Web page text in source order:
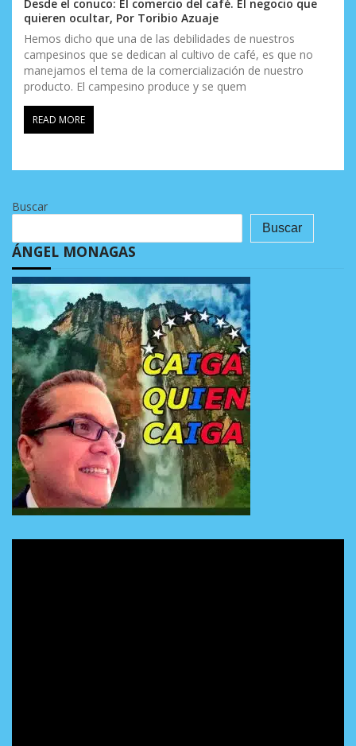
Desde el conuco: El comercio del café. El negocio que
quieren ocultar, Por Toribio Azuaje
Hemos dicho que una de las debilidades de nuestros
campesinos que se dedican al cultivo de café, es que no
manejamos el tema de la comercialización de nuestro
producto. El campesino produce y se quem
READ MORE
Buscar
Buscar
ÁNGEL MONAGAS